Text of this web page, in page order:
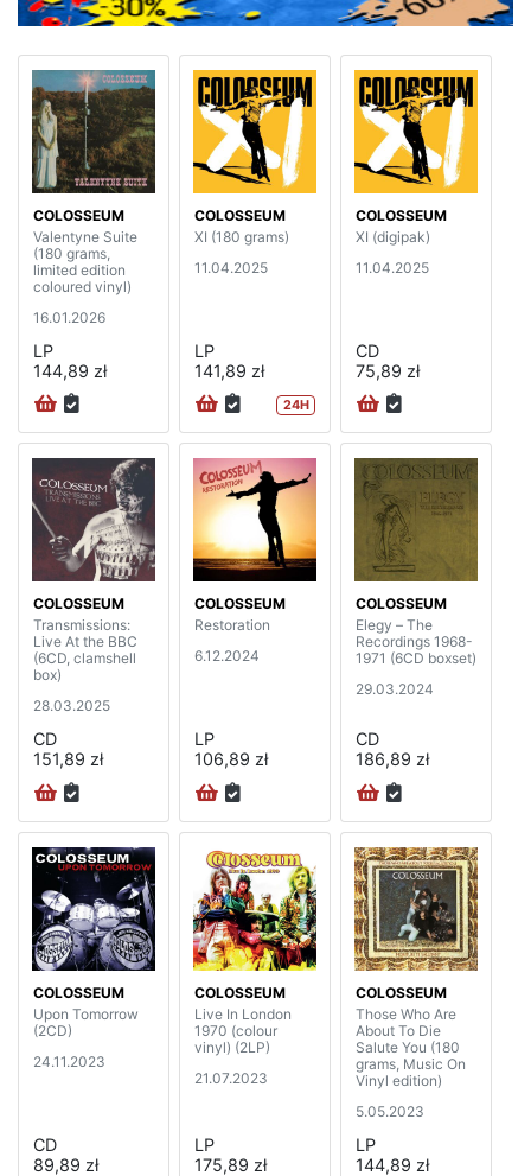
COLOSSEUM
Valentyne Suite
(180 grams,
limited edition
coloured vinyl)
16.01.2026
LP
144,89 zł
COLOSSEUM
XI (180 grams)
11.04.2025
LP
141,89 zł
24H
COLOSSEUM
XI (digipak)
11.04.2025
CD
75,89 zł
COLOSSEUM
Transmissions:
Live At the BBC
(6CD, clamshell
box)
28.03.2025
CD
151,89 zł
COLOSSEUM
Restoration
6.12.2024
LP
106,89 zł
COLOSSEUM
Elegy – The
Recordings 1968-
1971 (6CD boxset)
29.03.2024
CD
186,89 zł
COLOSSEUM
Upon Tomorrow
(2CD)
24.11.2023
CD
89,89 zł
COLOSSEUM
Live In London
1970 (colour
vinyl) (2LP)
21.07.2023
LP
175,89 zł
COLOSSEUM
Those Who Are
About To Die
Salute You (180
grams, Music On
Vinyl edition)
5.05.2023
LP
144,89 zł